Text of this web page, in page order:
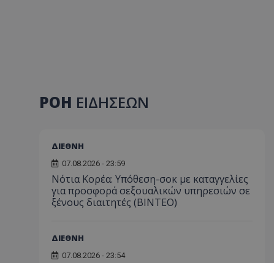
ΡΟΗ ΕΙΔΗΣΕΩΝ
ΔΙΕΘΝΗ
07.08.2026 - 23:59
Νότια Κορέα: Υπόθεση-σοκ με καταγγελίες
για προσφορά σεξουαλικών υπηρεσιών σε
ξένους διαιτητές (BINTEO)
ΔΙΕΘΝΗ
07.08.2026 - 23:54